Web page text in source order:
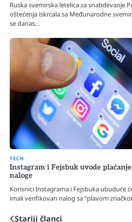
Ruska svemirska letelica za snabdevanje
oštećenja iskrcala sa Međunarodne
se danas…
TECH
Instagram i Fejsbuk uvode
naloge
Korisnici Instagrama i Fejsbuka ubuduće
imali verifikovan nalog sa “plavom
Stariji članci